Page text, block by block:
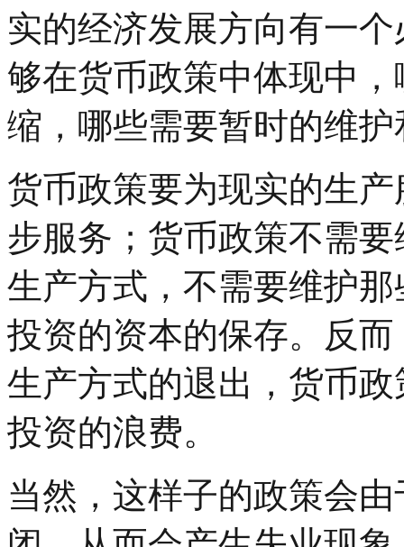
实的经济发展方向有一
够在货币政策中体现中
缩，哪些需要暂时的维
货币政策要为现实的生
步服务；货币政策不需
生产方式，不需要维护
投资的资本的保存。反
生产方式的退出，货币
投资的浪费。
当然，这样子的政策会